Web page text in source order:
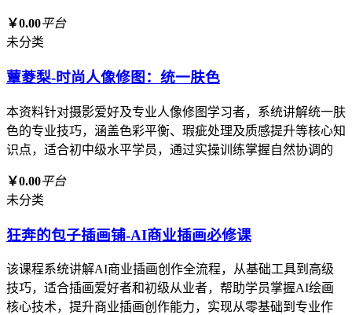
￥0.00平台
未分类
蕈菱梨-时尚人像修图：统一肤色
本资料针对摄影爱好及专业人像修图学习者，系统讲解统一肤
色的专业技巧，涵盖色彩平衡、瑕疵处理及质感提升等核心知
识点，适合初中级水平学员，通过实操训练掌握自然协调的
￥0.00平台
未分类
狂奔的包子插画铺-AI商业插画必修课
该课程系统讲解AI商业插画创作全流程，从基础工具到高级
技巧，适合插画爱好者和初级从业者，帮助学员掌握AI绘画
核心技术，提升商业插画创作能力，实现从零基础到专业作